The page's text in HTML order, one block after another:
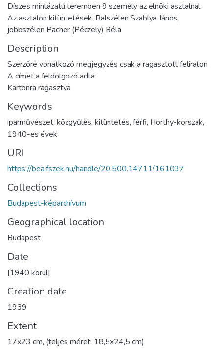
Díszes mintázatú teremben 9 személy az elnöki asztalnál.
Az asztalon kitüntetések. Balszélen Szablya János,
jobbszélen Pacher (Péczely) Béla
Description
Szerzőre vonatkozó megjegyzés csak a ragasztott feliraton
A címet a feldolgozó adta
Kartonra ragasztva
Keywords
iparművészet, közgyűlés, kitüntetés, férfi, Horthy-korszak,
1940-es évek
URI
https://bea.fszek.hu/handle/20.500.14711/161037
Collections
Budapest-képarchívum
Geographical location
Budapest
Date
[1940 körül]
Creation date
1939
Extent
17x23 cm, (teljes méret: 18,5x24,5 cm)